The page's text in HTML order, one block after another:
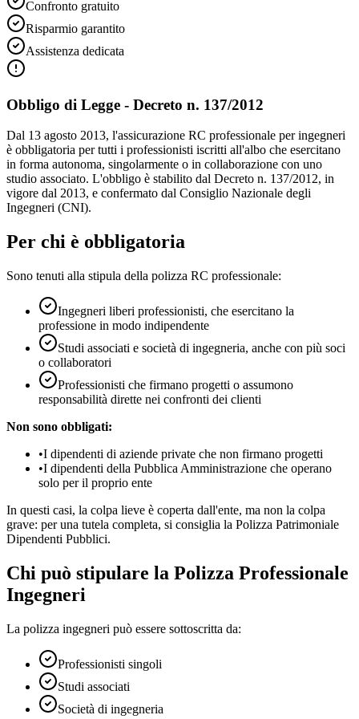
Confronto gratuito
Risparmio garantito
Assistenza dedicata
Obbligo di Legge - Decreto n. 137/2012
Dal 13 agosto 2013, l'assicurazione RC professionale per ingegneri
è obbligatoria per tutti i professionisti iscritti all'albo che esercitano
in forma autonoma, singolarmente o in collaborazione con uno
studio associato. L'obbligo è stabilito dal Decreto n. 137/2012, in
vigore dal 2013, e confermato dal Consiglio Nazionale degli
Ingegneri (CNI).
Per chi è obbligatoria
Sono tenuti alla stipula della polizza RC professionale:
Ingegneri liberi professionisti, che esercitano la
professione in modo indipendente
Studi associati e società di ingegneria, anche con più soci
o collaboratori
Professionisti che firmano progetti o assumono
responsabilità dirette nei confronti dei clienti
Non sono obbligati:
•I dipendenti di aziende private che non firmano progetti
•I dipendenti della Pubblica Amministrazione che operano
solo per il proprio ente
In questi casi, la colpa lieve è coperta dall'ente, ma non la colpa
grave: per una tutela completa, si consiglia la Polizza Patrimoniale
Dipendenti Pubblici.
Chi può stipulare la Polizza Professionale
Ingegneri
La polizza ingegneri può essere sottoscritta da:
Professionisti singoli
Studi associati
Società di ingegneria